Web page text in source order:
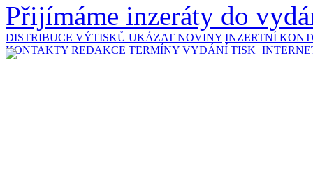
Přijímáme inzeráty do
DISTRIBUCE VÝTISKŮ UKÁZAT NOVINY INZERTNÍ
KONTAKTY REDAKCE TERMÍNY VYDÁNÍ